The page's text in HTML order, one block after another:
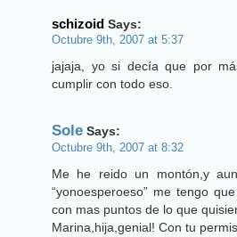
schizoid Says:
Octubre 9th, 2007 at 5:37
jajaja, yo si decía que por
cumplir con todo eso.
Sole Says:
Octubre 9th, 2007 at 8:32
Me he reido un montón,y
“yonoesperoeso” me tengo
con mas puntos de lo que
Marina,hija,genial! Con tu